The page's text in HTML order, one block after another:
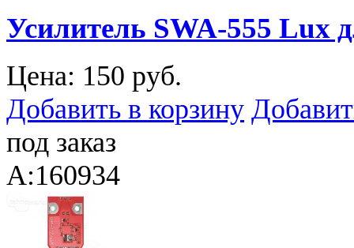
Усилитель SWA-555 Lux
Цена: 150 руб.
Добавить в корзину
под заказ
A:160934